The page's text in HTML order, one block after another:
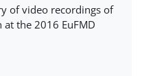
of video recordings of
the 2016 EuFMD